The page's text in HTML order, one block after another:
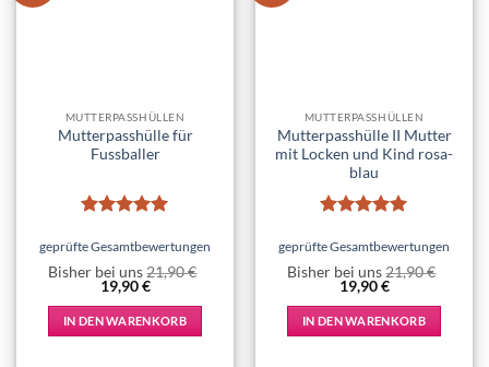
MUTTERPASSHÜLLEN
Mutterpasshülle für
Fussballer
mit5von
geprüfte Gesamtbewertungen
Bisher bei uns 21,90€
Ursprünglicher
Preis
war:
21,90 €
19,90€Aktueller
ist:
19,90 €.
IN DEN WARENKORB
MUTTERPASSHÜLLEN
Mutterpasshülle II Mutter
mit Locken und Kind rosa-
blau
mit5von
geprüfte Gesamtbewertungen
Bisher bei uns 21,90€
Ursprünglicher
Preis
war:
21,90 €
19,90€Aktueller
ist:
19,90 €.
IN DEN WARENKORB